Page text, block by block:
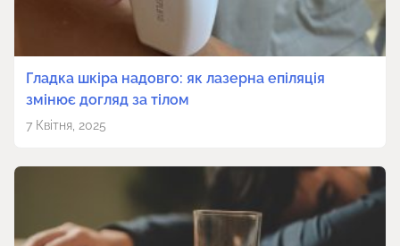
Гладка шкіра надовго: як лазерна епіляція
змінює догляд за тілом
7 Квітня, 2025